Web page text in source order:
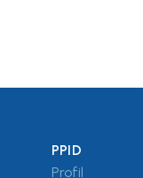
PPID
Profil